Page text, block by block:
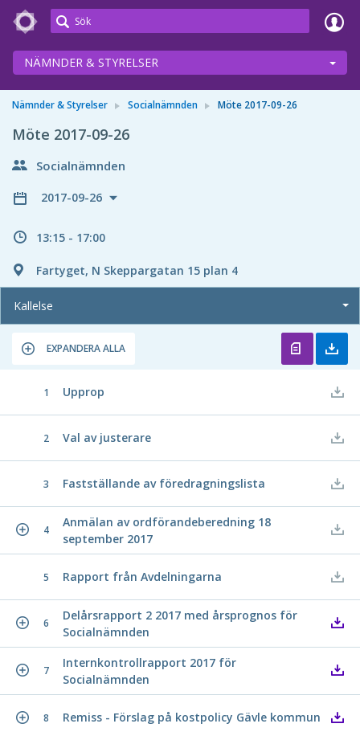
Meetings+
NÄMNDER & STYRELSER
Nämnder & Styrelser Socialnämnden Möte 2017-09-26
Möte 2017-09-26
Socialnämnden
2017-09-26
13:15 - 17:00
Fartyget, N Skeppargatan 15 plan 4
Kallelse
EXPANDERA ALLA
1 Upprop
2 Val av justerare
3 Fastställande av föredragningslista
4
Anmälan av ordförandeberedning 18
september 2017
5 Rapport från Avdelningarna
6
Delårsrapport 2 2017 med årsprognos för
Socialnämnden
7
Internkontrollrapport 2017 för
Socialnämnden
8 Remiss - Förslag på kostpolicy Gävle kommun